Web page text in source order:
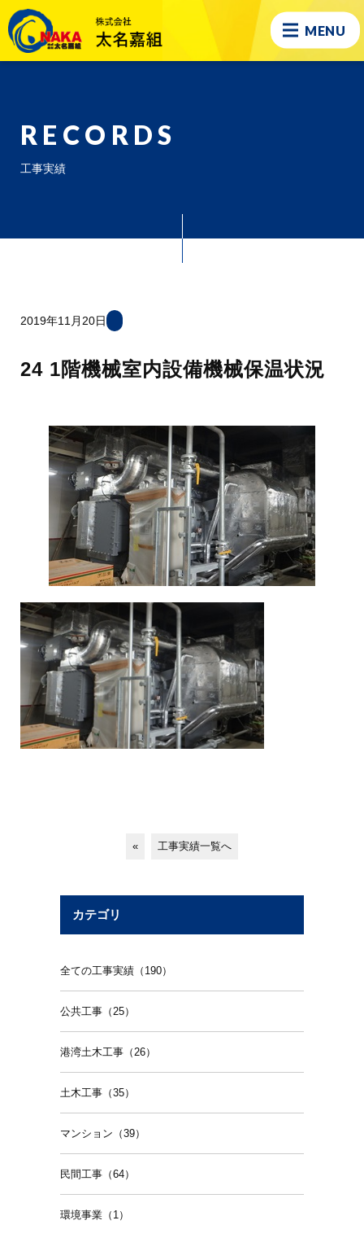
MENU
RECORDS
工事実績
2019年11月20日
24 1階機械室内設備機械保温状況
« 工事実績一覧へ
カテゴリ
全ての工事実績（190）
公共工事（25）
港湾土木工事（26）
土木工事（35）
マンション（39）
民間工事（64）
環境事業（1）